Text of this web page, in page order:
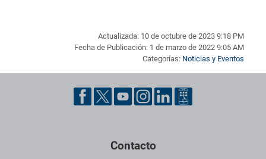
Actualizada: 10 de octubre de 2023 9:18 PM
Fecha de Publicación: 1 de marzo de 2022 9:05 AM
Categorías: Noticias y Eventos
Pie de página con información de contacto, redes sociales y
Contacto